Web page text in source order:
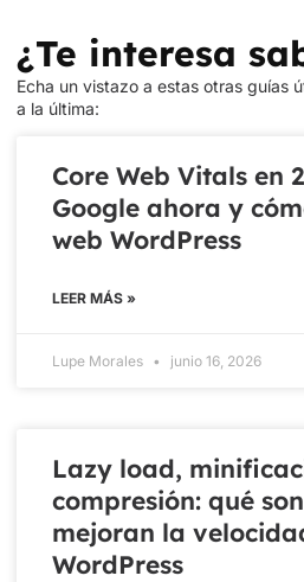
¿Te interesa
Echa un vistazo a estas otras guías
a la última:
Core Web Vitals en
Google ahora y
web WordPress
LEER MÁS »
Lupe Morales junio 16, 2026
Lazy load,
compresión: qué
mejoran la
WordPress